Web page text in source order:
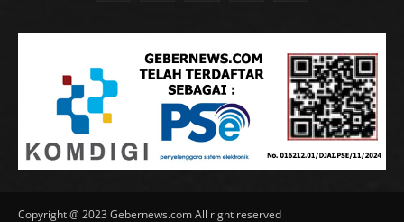
Copyright @ 2023 Gebernews.com All right reserved